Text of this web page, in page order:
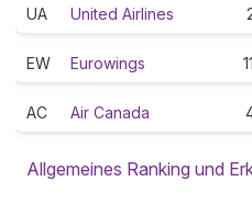
UA United Airlines
EW Eurowings
AC Air Canada
Allgemeines Ranking und